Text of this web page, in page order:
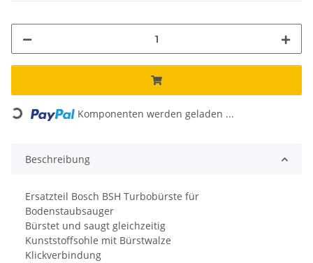
Loading... Komponenten werden geladen ...
Beschreibung
Ersatzteil Bosch BSH Turbobürste für
Bodenstaubsauger
Bürstet und saugt gleichzeitig
Kunststoffsohle mit Bürstwalze
Klickverbindung